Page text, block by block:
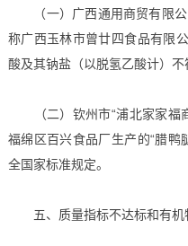
（一）广西通用商贸有限公
称广西玉林市曾廿四食品有限
酸及其钠盐（以脱氢乙酸计）不
（二）钦州市“浦北家家福
福绵区百兴食品厂生产的“腊鸭
全国家标准规定。
五、质量指标不达标和有机